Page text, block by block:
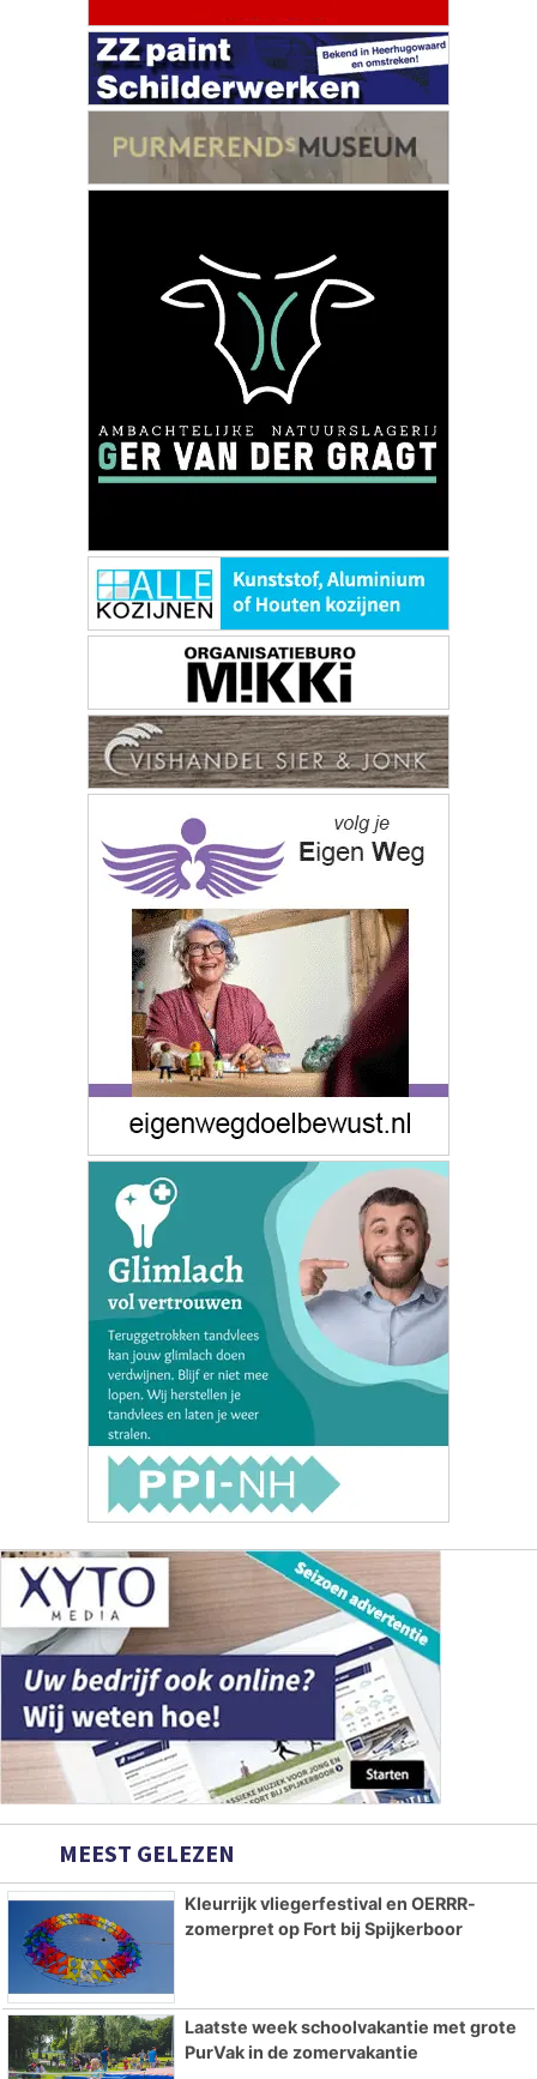
MEEST GELEZEN
Kleurrijk vliegerfestival en OERRR-
zomerpret op Fort bij Spijkerboor
Laatste week schoolvakantie met grote
PurVak in de zomervakantie